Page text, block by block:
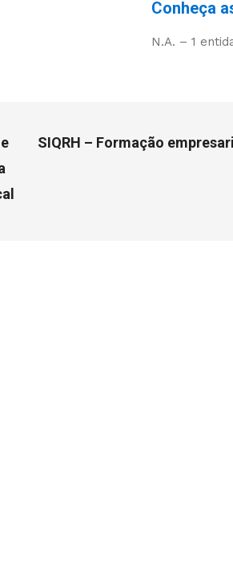
Conheça
N.A. – 1
SIQRH – Formação